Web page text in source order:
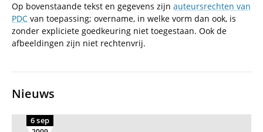
Op bovenstaande tekst en gegevens zijn auteursrechten van
PDC van toepassing; overname, in welke vorm dan ook, is
zonder expliciete goedkeuring niet toegestaan. Ook de
afbeeldingen zijn niet rechtenvrij.
Nieuws
6 sep